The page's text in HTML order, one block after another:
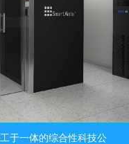
于一体的综合性科技公